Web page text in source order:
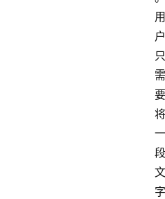
用
户
只
需
要
将
一
段
文
字